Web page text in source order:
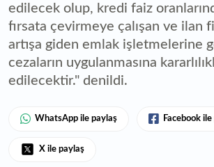
edilecek olup, kredi faiz
fırsata çevirmeye çalışan ve ilan
artışa giden emlak işletmelerine
cezaların uygulanmasına
edilecektir." denildi.
WhatsApp ile paylaş Facebook
X ile paylaş